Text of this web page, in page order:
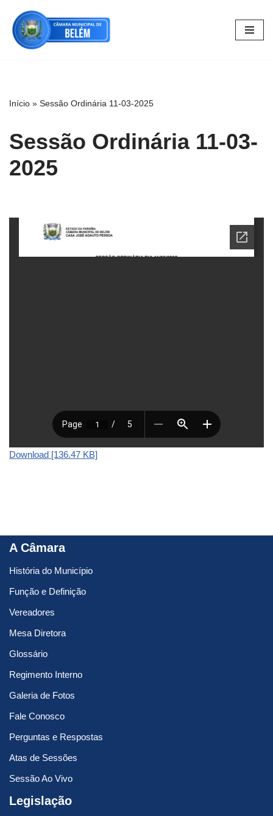
Pular
para
Início » Sessão Ordinária 11-03-2025
Sessão Ordinária 11-03-
2025
Download [136.47 KB]
A Câmara
História do Município
Função e Definição
Vereadores
Mesa Diretora
Glossário
Regimento Interno
Galeria de Fotos
Fale Conosco
Perguntas e Respostas
Atas de Sessões
Sessão Ao Vivo
Legislação